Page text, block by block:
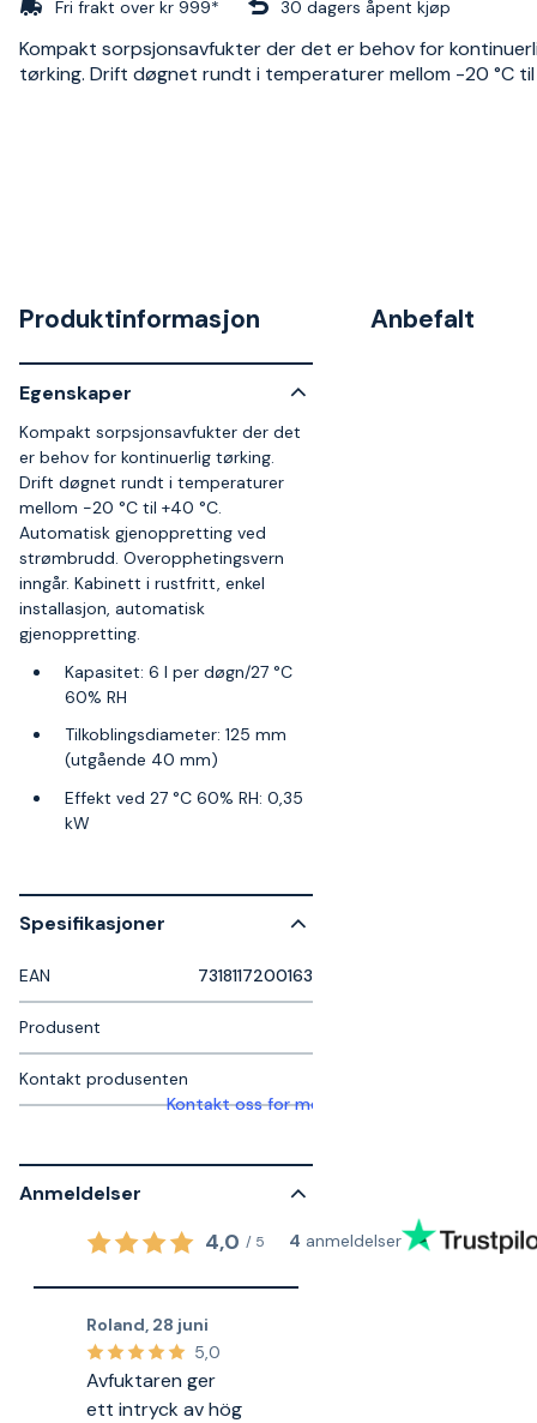
Fri frakt over kr 999* 30 dagers åpent kjøp
Kompakt sorpsjonsavfukter der det er behov for
tørking. Drift døgnet rundt i temperaturer mellom -20 °C til
Produktinformasjon
Egenskaper
Kompakt sorpsjonsavfukter der det
er behov for kontinuerlig tørking.
Drift døgnet rundt i temperaturer
mellom -20 °C til +40 °C.
Automatisk gjenoppretting ved
strømbrudd. Overopphetingsvern
inngår. Kabinett i rustfritt, enkel
installasjon, automatisk
gjenoppretting.
Kapasitet: 6 l per døgn/27 °C
60% RH
Tilkoblingsdiameter: 125 mm
(utgående 40 mm)
Effekt ved 27 °C 60% RH: 0,35
kW
Spesifikasjoner
EAN 7318117200163
Produsent
Kontakt produsenten
Kontakt oss for mer informasjon
Anmeldelser
4,0 / 5 4 anmeldelser
Roland 28 juni
5,0
Avfuktaren ger
ett intryck av hög
Anbefalt